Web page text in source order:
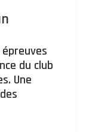
du club
Une